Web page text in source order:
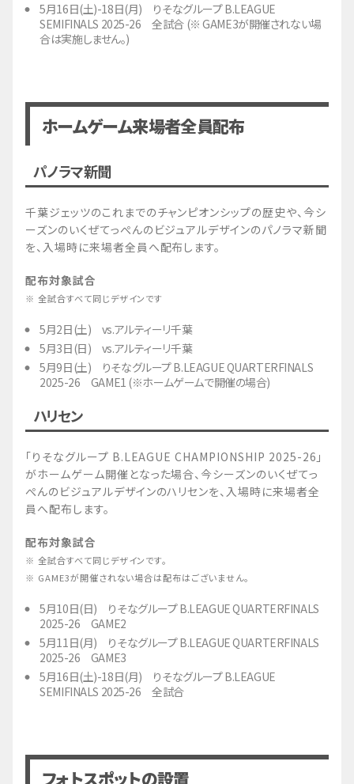
5月16日(土)-18日(月) りそなグループ B.LEAGUE
SEMIFINALS 2025-26 全試合 (※ GAME3が開催されない場
合は実施しません。)
ホームゲーム来場者全員配布
パノラマ新聞
千葉ジェッツのこれまでのチャンピオンシップの歴史や、今シ
ーズンのいくぜてっぺんのビジュアルデザインのパノラマ新聞
を、入場時に来場者全員へ配布します。
配布対象試合
※ 全試合すべて同じデザインです
5月2日(土) vs.アルティーリ千葉
5月3日(日) vs.アルティーリ千葉
5月9日(土) りそなグループ B.LEAGUE QUARTERFINALS
2025-26 GAME1 (※ホームゲームで開催の場合)
ハリセン
「りそなグループ B.LEAGUE CHAMPIONSHIP 2025-26」
がホームゲーム開催となった場合、今シーズンのいくぜてっ
ぺんのビジュアルデザインのハリセンを、入場時に来場者全
員へ配布します。
配布対象試合
※ 全試合すべて同じデザインです。
※ GAME3が開催されない場合は配布はございません。
5月10日(日) りそなグループ B.LEAGUE QUARTERFINALS
2025-26 GAME2
5月11日(月) りそなグループ B.LEAGUE QUARTERFINALS
2025-26 GAME3
5月16日(土)-18日(月) りそなグループ B.LEAGUE
SEMIFINALS 2025-26 全試合
フォトスポットの設置